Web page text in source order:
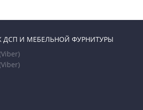
ДСП И МЕБЕЛЬНОЙ ФУРНИТУРЫ